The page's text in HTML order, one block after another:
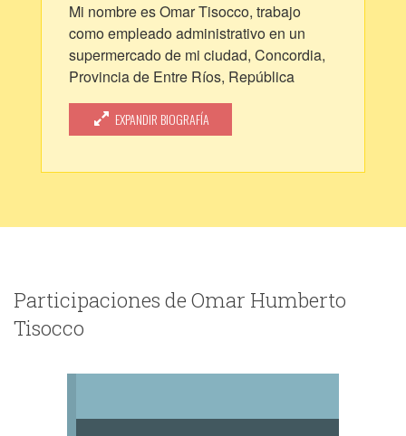
Mi nombre es Omar Tisocco, trabajo
como empleado administrativo en un
supermercado de mi ciudad, Concordia,
Provincia de Entre Ríos, República
Argentina. En mis escasos ratos libres
tengo por afición escribir historias en
prosa y rimas que ilustro con dibujos
EXPANDIR BIOGRAFÍA
Participaciones de Omar Humberto
Tisocco